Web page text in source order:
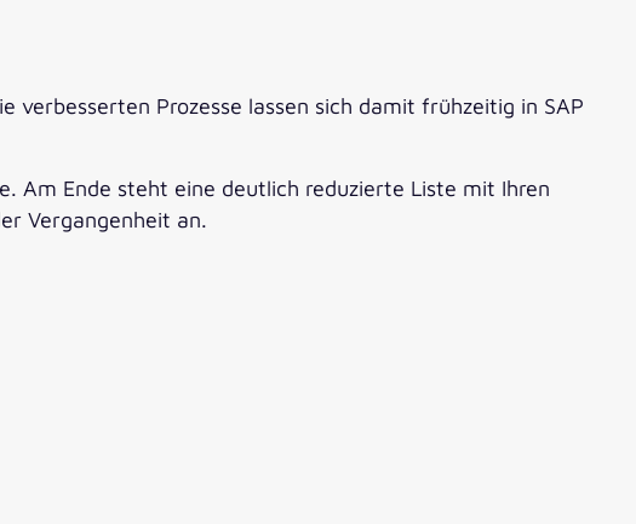
Prozesse lassen sich damit frühzeitig in SAP
Am Ende steht eine deutlich reduzierte Liste mit Ihren
Vergangenheit an.